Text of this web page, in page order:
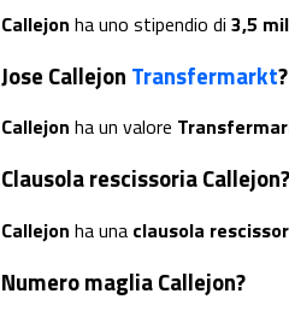
Callejon ha uno stipendio di 3,5
Jose Callejon Transfermarkt?
Callejon ha un valore
Clausola rescissoria Callejon?
Callejon ha una clausola
Numero maglia Callejon?